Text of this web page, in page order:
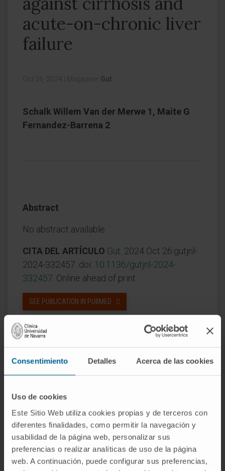
Consentimiento Detalles Acerca de las cookies
Uso de cookies
Este Sitio Web utiliza cookies propias y de terceros con
diferentes finalidades, como permitir la navegación y
usabilidad de la página web, personalizar sus
preferencias o realizar analíticas de uso de la página
web. A continuación, puede configurar sus preferencias,
acute-on-chronic liver
failure
Oct 26, 2024 Magazine: Gut
Schalk Willem Van der Merwe 1, Maite G
Fernandez-Barrena 2
Abstract
No abstract available
CITA DEL ARTÍCULO Gut . 2024 Oct 26:gutjnl-
2024-332457. doi: 10.1136/gutjnl-2024-
332457 . Online ahead of print.
SEE PUBLICATION IN PUBMED
Dr. Maite Garcia Fernández
de Barrena
Curriculum
Researcher | Principal Investigator
Hepatology: Molecular